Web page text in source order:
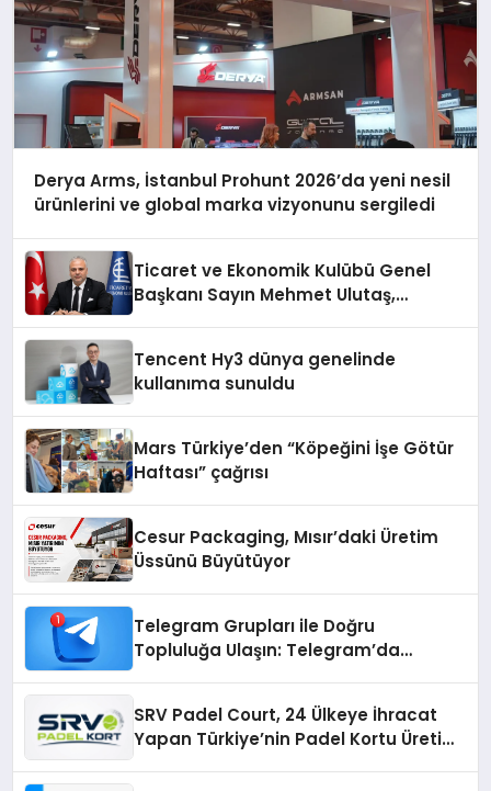
Derya Arms, İstanbul Prohunt 2026’da yeni nesil
ürünlerini ve global marka vizyonunu sergiledi
Ticaret ve Ekonomik Kulübü Genel
Başkanı Sayın Mehmet Ulutaş,
Tencent Hy3 dünya genelinde
kullanıma sunuldu
Mars Türkiye’den “Köpeğini İşe Götür
Haftası” çağrısı
Cesur Packaging, Mısır’daki Üretim
Üssünü Büyütüyor
Telegram Grupları ile Doğru
Topluluğa Ulaşın: Telegram’da
SRV Padel Court, 24 Ülkeye İhracat
Yapan Türkiye’nin Padel Kortu Üretim